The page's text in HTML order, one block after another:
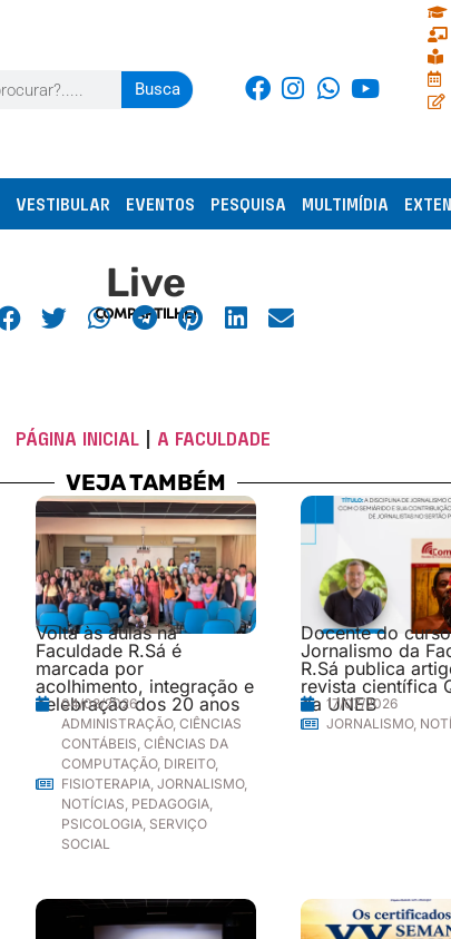
Busca
VESTIBULAR EVENTOS PESQUISA MULTIMÍDIA
Live
COMPARTILHE!
PÁGINA INICIAL| A FACULDADE
VEJA TAMBÉM
Volta às aulas na
Faculdade R.Sá é
marcada por
acolhimento, integração e
celebração dos 20 anos
04/08/2026
ADMINISTRAÇÃO, CIÊNCIAS
CONTÁBEIS, CIÊNCIAS DA
COMPUTAÇÃO, DIREITO,
FISIOTERAPIA, JORNALISMO,
NOTÍCIAS, PEDAGOGIA,
PSICOLOGIA, SERVIÇO
SOCIAL
Docente do
Jornalismo da
R.Sá publica
revista científica
da UNEB
17/07/2026
JORNALISMO,